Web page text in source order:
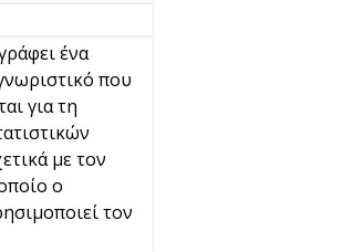
ένα
που
για τη
με τον
ο
τον